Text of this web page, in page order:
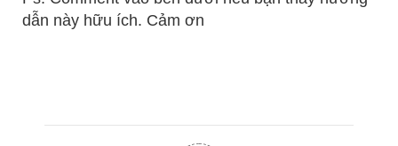
dẫn này hữu ích. Cảm ơn